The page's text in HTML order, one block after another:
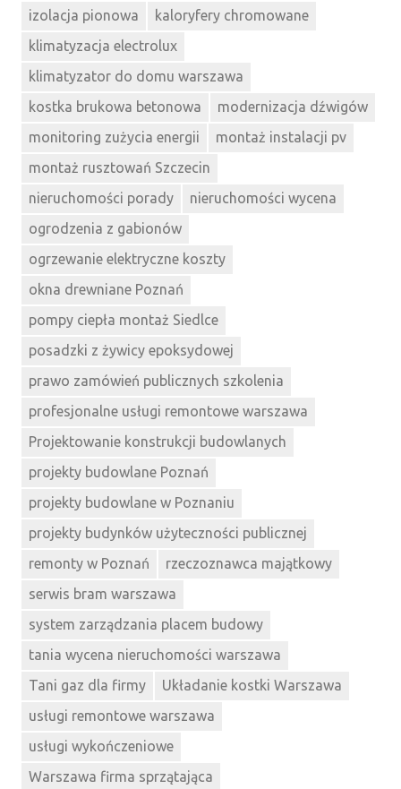
izolacja pionowa
kaloryfery chromowane
klimatyzacja electrolux
klimatyzator do domu warszawa
kostka brukowa betonowa
modernizacja dźwigów
monitoring zużycia energii
montaż instalacji pv
montaż rusztowań Szczecin
nieruchomości porady
nieruchomości wycena
ogrodzenia z gabionów
ogrzewanie elektryczne koszty
okna drewniane Poznań
pompy ciepła montaż Siedlce
posadzki z żywicy epoksydowej
prawo zamówień publicznych szkolenia
profesjonalne usługi remontowe warszawa
Projektowanie konstrukcji budowlanych
projekty budowlane Poznań
projekty budowlane w Poznaniu
projekty budynków użyteczności publicznej
remonty w Poznań
rzeczoznawca majątkowy
serwis bram warszawa
system zarządzania placem budowy
tania wycena nieruchomości warszawa
Tani gaz dla firmy
Układanie kostki Warszawa
usługi remontowe warszawa
usługi wykończeniowe
Warszawa firma sprzątająca